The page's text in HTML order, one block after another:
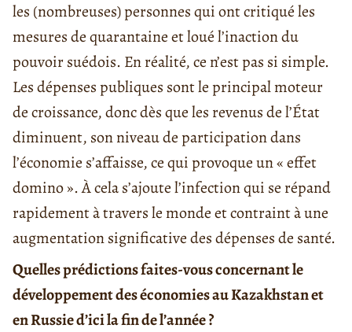
les (nombreuses) personnes qui ont critiqué les
mesures de quarantaine et loué l’inaction du
pouvoir suédois. En réalité, ce n’est pas si simple.
Les dépenses publiques sont le principal moteur
de croissance, donc dès que les revenus de l’État
diminuent, son niveau de participation dans
l’économie s’affaisse, ce qui provoque un « effet
domino ». À cela s’ajoute l’infection qui se répand
rapidement à travers le monde et contraint à une
augmentation significative des dépenses de santé.
Quelles prédictions faites-vous concernant le
développement des économies au Kazakhstan et
en Russie d’ici la fin de l’année ?